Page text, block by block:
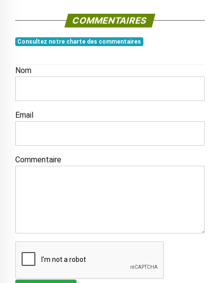
COMMENTAIRES
Consultez notre charte des commentaires
Nom
Email
Commentaire